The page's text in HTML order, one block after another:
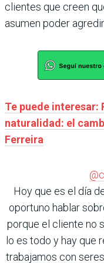
clientes que creen
asumen poder
Te puede
naturalidad: el
Ferreira
Hoy que es el día
oportuno hablar
porque el cliente no
lo es todo y hay que
trabajamos con